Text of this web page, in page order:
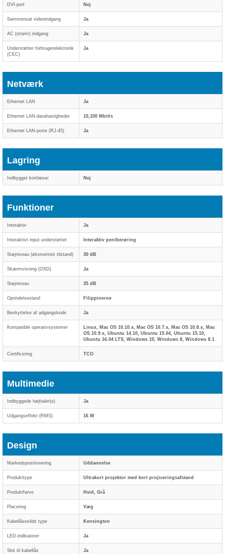
DVI-port Nej
Sammensat videoindgang Ja
AC (strøm) indgang Ja
Understøtter forbrugerelektronik
(CEC)
Ja
Netværk
Ethernet LAN Ja
Ethernet LAN-datahastigheder 10,100 Mbit/s
Ethernet LAN-porte (RJ-45) Ja
Lagring
Indbygget kortlæser Nej
Funktioner
Interaktiv Ja
Interaktivt input understøttet Interaktiv pen/berøring
Støjniveau (økonomisk tilstand) 30 dB
Skærmvisning (OSD) Ja
Støjniveau 35 dB
Oprindelsesland Filippinerne
Beskyttelse af adgangskode Ja
Kompatible operativsystemer
Linux, Mac OS 10.10.x, Mac OS 10.7.x, Mac OS 10.8.x, Mac
OS 10.9.x, Ubuntu 14.10, Ubuntu 15.04, Ubuntu 15.10,
Ubuntu 16.04 LTS, Windows 10, Windows 8, Windows 8.1
Certificering TCO
Multimedie
Indbyggede højttaler(e) Ja
Udgangseffekt (RMS) 16 W
Design
Markedspositionering Uddannelse
Produkttype Ultrakort projektor med kort projiceringsafstand
Produktfarve Hvid, Grå
Placering Væg
Kabellåseslids type Kensington
LED-indikatorer Ja
Slot til kabellås Ja